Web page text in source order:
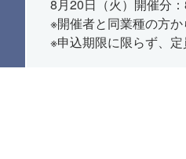
8月20日（火）開催分
※開催者と同業種の方か
※申込期限に限らず、定